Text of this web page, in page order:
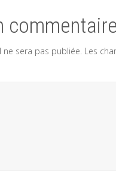
commentaire
sera pas publiée. Les